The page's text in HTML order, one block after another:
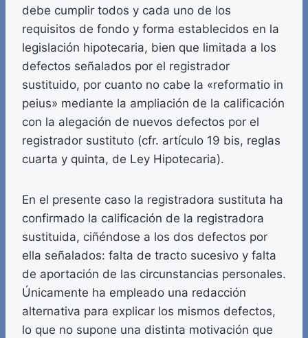
debe cumplir todos y cada uno de los
requisitos de fondo y forma establecidos en la
legislación hipotecaria, bien que limitada a los
defectos señalados por el registrador
sustituido, por cuanto no cabe la «reformatio in
peius» mediante la ampliación de la calificación
con la alegación de nuevos defectos por el
registrador sustituto (cfr. artículo 19 bis, reglas
cuarta y quinta, de Ley Hipotecaria).
En el presente caso la registradora sustituta ha
confirmado la calificación de la registradora
sustituida, ciñéndose a los dos defectos por
ella señalados: falta de tracto sucesivo y falta
de aportación de las circunstancias personales.
Únicamente ha empleado una redacción
alternativa para explicar los mismos defectos,
lo que no supone una distinta motivación que